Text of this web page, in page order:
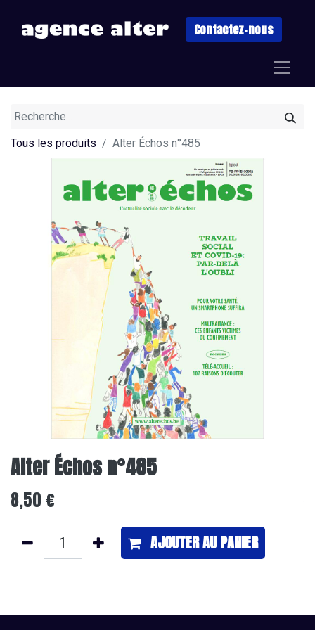
Contactez-nous
Tous les produits Alter Échos n°485
Alter Échos n°485
8,50 €
AJOUTER ​AU PANIER